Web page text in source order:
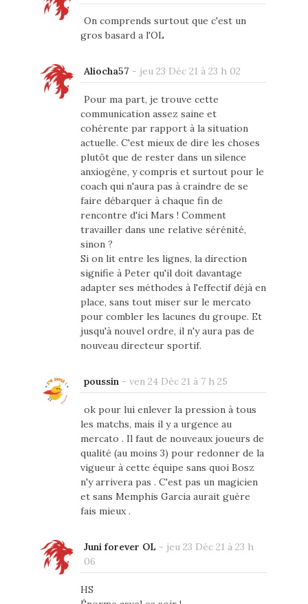
On comprends surtout que c'est un
gros basard a l'OL
Aliocha57 - jeu 23 Déc 21 à 23 h 02
Pour ma part, je trouve cette
communication assez saine et
cohérente par rapport à la situation
actuelle. C'est mieux de dire les choses
plutôt que de rester dans un silence
anxiogène, y compris et surtout pour le
coach qui n'aura pas à craindre de se
faire débarquer à chaque fin de
rencontre d'ici Mars ! Comment
travailler dans une relative sérénité,
sinon ?
Si on lit entre les lignes, la direction
signifie à Peter qu'il doit davantage
adapter ses méthodes à l'effectif déjà en
place, sans tout miser sur le mercato
pour combler les lacunes du groupe. Et
jusqu'à nouvel ordre, il n'y aura pas de
nouveau directeur sportif.
poussin- ven 24 Déc 21 à 7 h 25
ok pour lui enlever la pression à tous
les matchs, mais il y a urgence au
mercato . Il faut de nouveaux joueurs de
qualité (au moins 3) pour redonner de la
vigueur à cette équipe sans quoi Bosz
n'y arrivera pas . C'est pas un magicien
et sans Memphis Garcia aurait guère
fais mieux .
Juni forever OL - jeu 23 Déc 21 à 23 h
06
HS